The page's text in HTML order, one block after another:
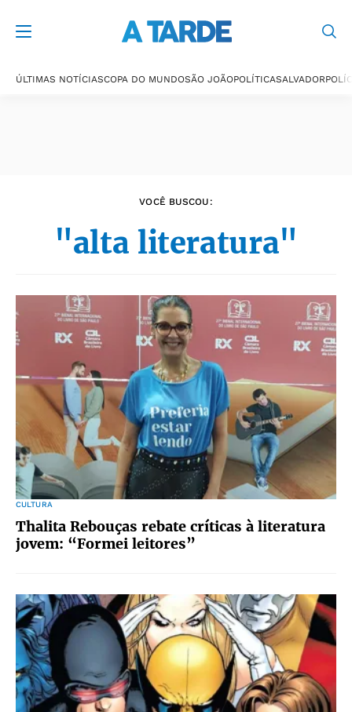
ÚLTIMAS NOTÍCIASCOPA DO MUNDOSÃO JOÃOPOLÍTICASALVADOR
VOCÊ BUSCOU:
"alta literatura"
CULTURA
Thalita Rebouças rebate críticas à literatura
jovem: “Formei leitores”